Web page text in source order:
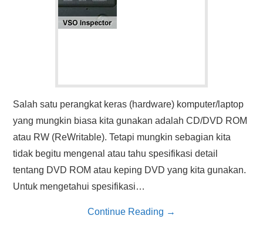
Salah satu perangkat keras (hardware) komputer/laptop
yang mungkin biasa kita gunakan adalah CD/DVD ROM
atau RW (ReWritable). Tetapi mungkin sebagian kita
tidak begitu mengenal atau tahu spesifikasi detail
tentang DVD ROM atau keping DVD yang kita gunakan.
Untuk mengetahui spesifikasi…
Continue Reading →